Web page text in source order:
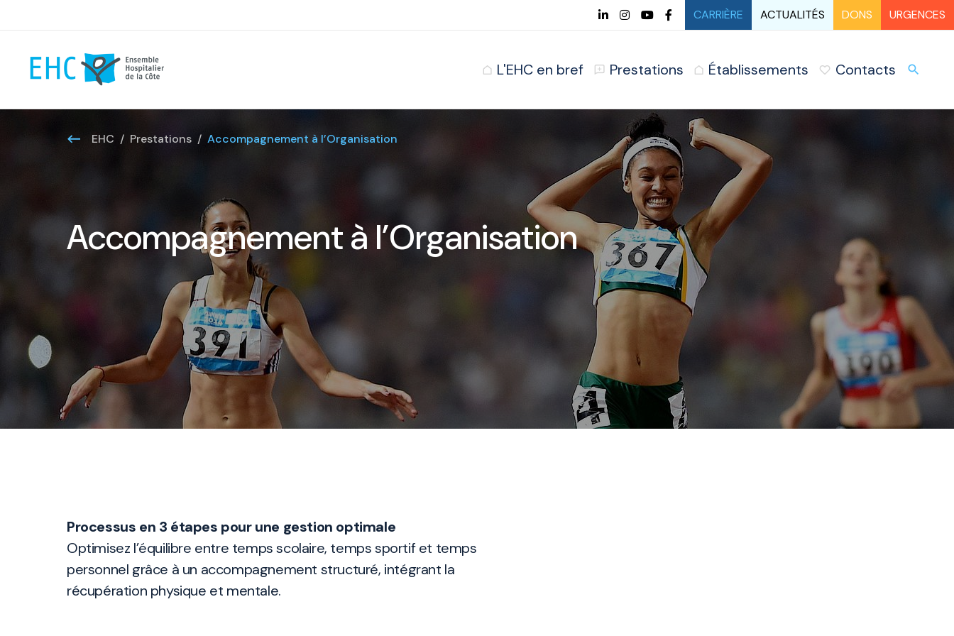
CARRIÈRE ACTUALITÉS DONS URGENCES
L'EHC en bref Prestations Établissements Contacts search
EHC Prestations Accompagnement à l’Organisation
Accompagnement à l’Organisation
Processus en 3 étapes pour une gestion optimale
Optimisez l’équilibre entre temps scolaire, temps sportif et temps
personnel grâce à un accompagnement structuré, intégrant la
récupération physique et mentale.